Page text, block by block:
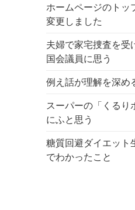
ホームページのトッ
変更しました
夫婦で家宅捜査を受
国会議員に思う
例え話が理解を深め
スーパーの「くるり
にふと思う
糖質回避ダイエット
でわかったこと